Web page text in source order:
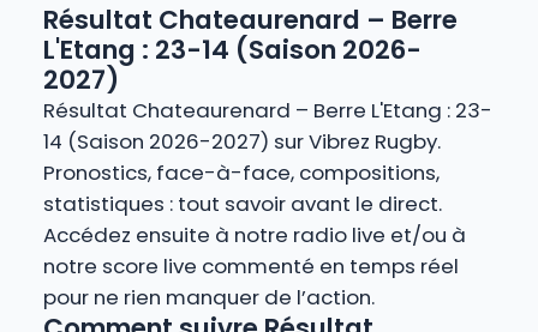
Résultat Chateaurenard – Berre
L'Etang : 23-14 (Saison 2026-
2027)
Résultat Chateaurenard – Berre L'Etang : 23-
14 (Saison 2026-2027) sur Vibrez Rugby.
Pronostics, face-à-face, compositions,
statistiques : tout savoir avant le direct.
Accédez ensuite à notre radio live et/ou à
notre score live commenté en temps réel
pour ne rien manquer de l’action.